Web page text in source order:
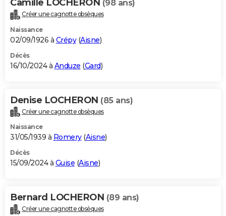
Camille LOCHERON (98 ans)
Créer une cagnotte obsèques
Naissance
02/09/1926 à Crépy(Aisne)
Décès
16/10/2024 à Anduze (Gard)
Denise LOCHERON (85 ans)
Créer une cagnotte obsèques
Naissance
31/05/1939 à Romery(Aisne)
Décès
15/09/2024 à Guise (Aisne)
Bernard LOCHERON (89 ans)
Créer une cagnotte obsèques